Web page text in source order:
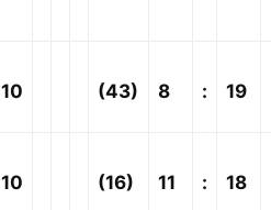
10 (43) 8 : 19
10 (16) 11 : 18